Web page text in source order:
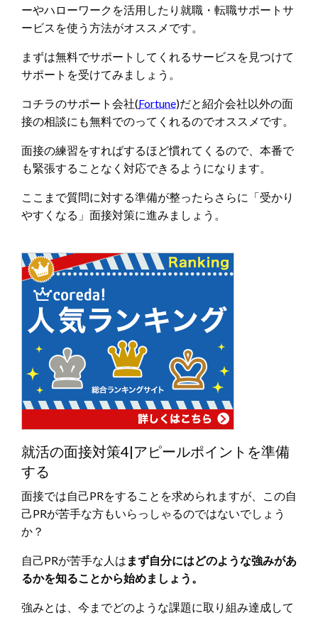
ーやハローワークを活用したり就職・転職サポートサ
ービスを使う方法がオススメです。
まずは無料でサポートしてくれるサービスを見つけて
サポートを受けてみましょう。
コチラのサポート会社(Fortune)だと紹介会社以外の面
接の相談にも無料でのってくれるのでオススメです。
面接の練習をすればするほど慣れてくるので、本番で
も緊張することなく対応できるようになります。
ここまで質問に対する準備が整ったらさらに「受かり
やすくなる」面接対策に進みましょう。
就活の面接対策4|アピールポイントを準備
する
面接では自己PRをすることを求められますが、この自
己PRが苦手な方もいらっしゃるのではないでしょう
か？
自己PRが苦手な人は まず自分にはどのような強みがあ
るかを知ることから始めましょう。
強みとは、今までどのような課題に取り組み達成して